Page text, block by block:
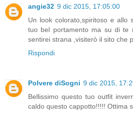
angie32 9 dic 2015, 17:05:00
Un look colorato,spiritoso e allo
tuo bel portamento ma su di te
sentirei strana ,visiterò il sito che
Rispondi
Polvere diSogni 9 dic 2015,
Bellissimo questo tuo outfit
caldo questo cappotto!!!!! Ottima